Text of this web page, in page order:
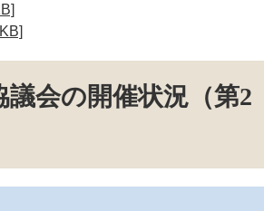
会の開催状況（第2